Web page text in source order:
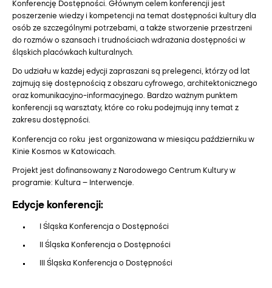
Konferencję Dostępności. Głównym celem konferencji jest
poszerzenie wiedzy i kompetencji na temat dostępności kultury dla
osób ze szczególnymi potrzebami, a także stworzenie przestrzeni
do rozmów o szansach i trudnościach wdrażania dostępności w
śląskich placówkach kulturalnych.
Do udziału w każdej edycji zapraszani są prelegenci, którzy od lat
zajmują się dostępnością z obszaru cyfrowego, architektonicznego
oraz komunikacyjno-informacyjnego. Bardzo ważnym punktem
konferencji są warsztaty, które co roku podejmują inny temat z
zakresu dostępności.
Konferencja co roku jest organizowana w miesiącu październiku w
Kinie Kosmos w Katowicach.
Projekt jest dofinansowany z Narodowego Centrum Kultury w
programie: Kultura – Interwencje.
Edycje konferencji:
I Śląska Konferencja o Dostępności
II Śląska Konferencja o Dostępności
III Śląska Konferencja o Dostępności